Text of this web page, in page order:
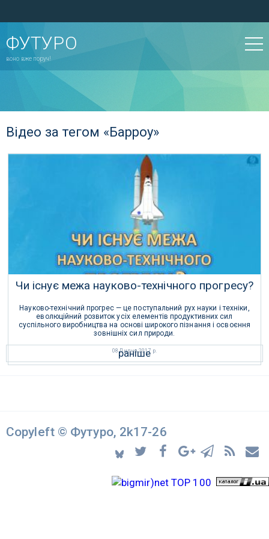
ФУТУРО
воно вже поруч!
Відео за тегом «Барроу»
Чи існує межа науково-технічного прогресу?
Науково-технічний прогрес — це поступальний рух науки і техніки,
еволюційний розвиток усіх елементів продуктивних сил
суспільного виробництва на основі широкого пізнання і освоєння
зовнішніх сил природи.
08 Липня 2017 р.
раніше
Copyleft © Футуро, 2k17-26